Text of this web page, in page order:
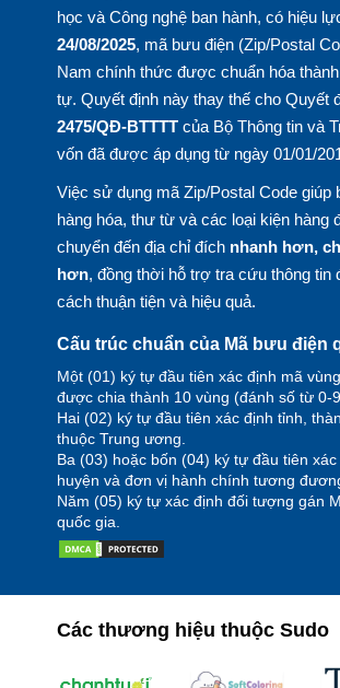
học và Công nghệ ban hành, có hiệu
24/08/2025, mã bưu điện (Zip/Postal
Nam chính thức được chuẩn hóa
tự. Quyết định này thay thế cho Quyết
2475/QĐ-BTTTTcủa Bộ Thông tin và
vốn đã được áp dụng từ ngày 01/01/
Việc sử dụng mã Zip/Postal Code giúp
hàng hóa, thư từ và các loại kiện hàng
chuyển đến địa chỉ đích nhanh hơn,
hơn, đồng thời hỗ trợ tra cứu thông tin
cách thuận tiện và hiệu quả.
Cấu trúc chuẩn của Mã bưu điện
Một (01) ký tự đầu tiên xác định mã
được chia thành 10 vùng (đánh số từ 0-
Hai (02) ký tự đầu tiên xác định tỉnh,
thuộc Trung ương.
Ba (03) hoặc bốn (04) ký tự đầu tiên xác
huyện và đơn vị hành chính tương
Năm (05) ký tự xác định đối tượng gán
quốc gia.
Các thương hiệu thuộc Sudo